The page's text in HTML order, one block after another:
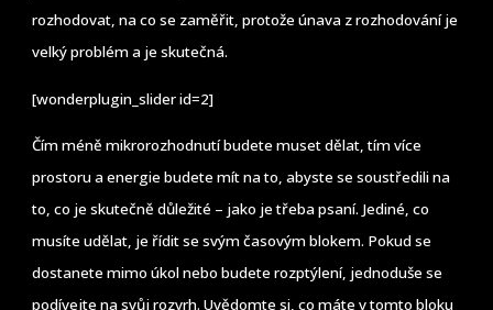
rozhodovat, na co se zaměřit, protože únava z rozhodování je
velký problém a je skutečná.
[wonderplugin_slider id=2]
Čím méně mikrorozhodnutí budete muset dělat, tím více
prostoru a energie budete mít na to, abyste se soustředili na
to, co je skutečně důležité – jako je třeba psaní. Jediné, co
musíte udělat, je řídit se svým časovým blokem. Pokud se
dostanete mimo úkol nebo budete rozptýlení, jednoduše se
podívejte na svůj rozvrh. Uvědomte si, co máte v tomto bloku